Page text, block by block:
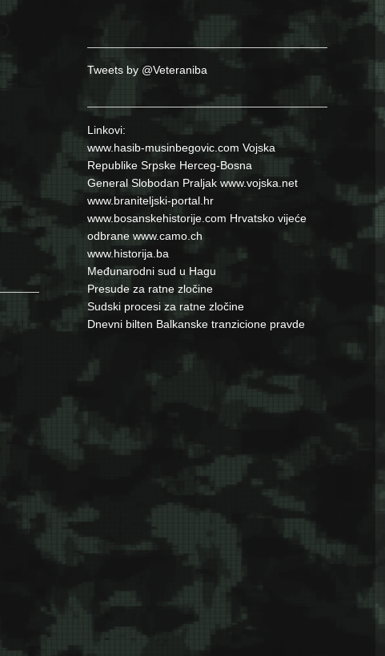
Tweets by @Veteraniba
Linkovi:
www.hasib-musinbegovic.com Vojska
Republike Srpske Herceg-Bosna
General Slobodan Praljak www.vojska.net
www.braniteljski-portal.hr
www.bosanskehistorije.com Hrvatsko vijeće
odbrane www.camo.ch
www.historija.ba
Međunarodni sud u Hagu
Presude za ratne zločine
Sudski procesi za ratne zločine
Dnevni bilten Balkanske tranzicione pravde